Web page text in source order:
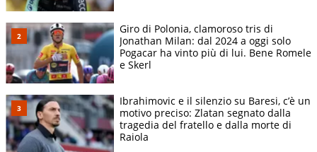
Giro di Polonia, clamoroso tris di
Jonathan Milan: dal 2024 a oggi solo
Pogacar ha vinto più di lui. Bene Romele
e Skerl
Ibrahimovic e il silenzio su Baresi, c’è un
motivo preciso: Zlatan segnato dalla
tragedia del fratello e dalla morte di
Raiola